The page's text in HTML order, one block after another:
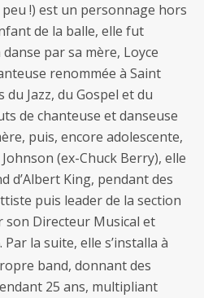
!) est un personnage hors
de la balle, elle fut
par sa mère, Loyce
renommée à Saint
Jazz, du Gospel et du
de chanteuse et danseuse
puis, encore adolescente,
(ex-Chuck Berry), elle
d’Albert King, pendant des
puis leader de la section
son Directeur Musical et
. Par la suite, elle s’installa à
band, donnant des
25 ans, multipliant